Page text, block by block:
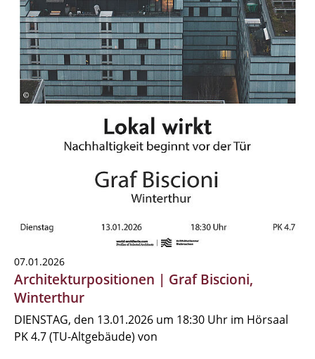
07.01.2026
Architekturpositionen | Graf Biscioni,
Winterthur
DIENSTAG, den 13.01.2026 um 18:30 Uhr im Hörsaal
PK 4.7 (TU-Altgebäude) von